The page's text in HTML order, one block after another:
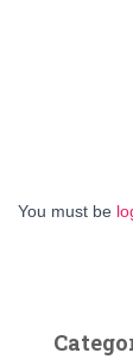
You must be